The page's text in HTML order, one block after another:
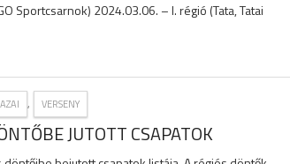
Sportcsarnok) 2024.03.06. – I. régió (Tata, Tatai
, VERSENY
JUTOTT CSAPATOK